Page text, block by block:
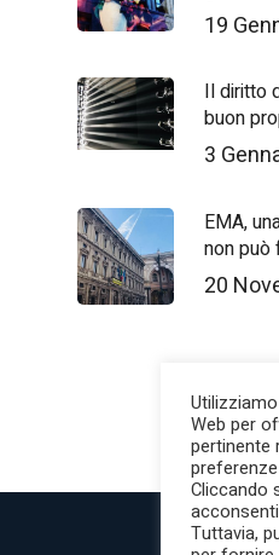
19
Il diritto
buon
3
EMA,
non può
20
Web per
pertinente
Cliccando
Tuttavia,